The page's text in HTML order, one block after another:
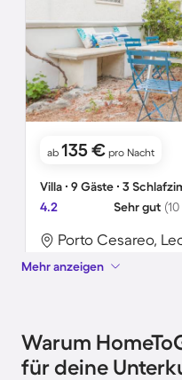
ab 135 € pro Nacht
Villa ∙ 9 Gäste ∙ 3
4.2
Sehr gut
Porto Cesareo,
Mehr anzeigen
Warum
für deine